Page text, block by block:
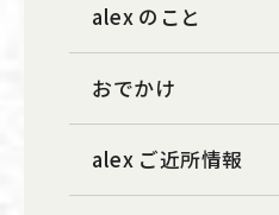
alex のこと
おでかけ
alex ご近所情報